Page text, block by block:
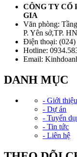
CÔNG TY CỔ
GIA
Văn phòng:
P. Yên sở,TP. HN
Điện thoại: (024)
Hotline:
Email:
DANH MỤC
- Giới thiệu
- Dự án
- Tuyển
- Tin tức
- Liên hệ